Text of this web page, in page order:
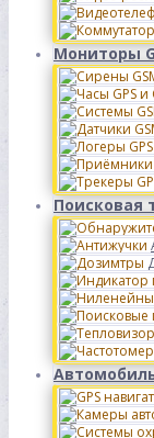
Мониторы
Поисковая